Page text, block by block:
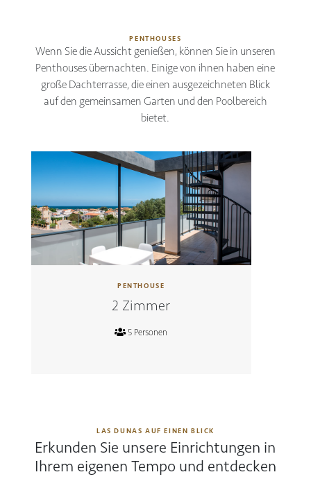
PENTHOUSES
Wenn Sie die Aussicht genießen, können Sie in unseren
Penthouses übernachten. Einige von ihnen haben eine
große Dachterrasse, die einen ausgezeichneten Blick
auf den gemeinsamen Garten und den Poolbereich
bietet.
PENTHOUSE
2 Zimmer
5 Personen
LAS DUNAS AUF EINEN BLICK
Erkunden Sie unsere Einrichtungen in
Ihrem eigenen Tempo und entdecken